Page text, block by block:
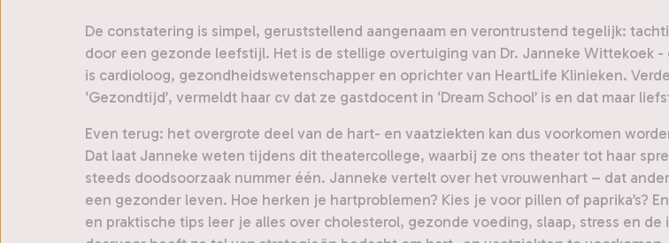
De constatering is simpel, geruststellend aangenaam en verontrustend tegelijk:
door een gezonde leefstijl. Het is de stellige overtuiging van Dr. Janneke Wittekoek
is cardioloog, gezondheidswetenschapper en oprichter van HeartLife Klinieken.
‘Gezondtijd’, vermeldt haar cv dat ze gastdocent in ‘Dream School’ is en dat maar
Even terug: het overgrote deel van de hart- en vaatziekten kan dus voorkomen
Dat laat Janneke weten tijdens dit theatercollege, waarbij ze ons theater tot haar
steeds doodsoorzaak nummer één. Janneke vertelt over het vrouwenhart – dat
een gezonder leven. Hoe herken je hartproblemen? Kies je voor pillen of paprika’s?
en praktische tips leer je alles over cholesterol, gezonde voeding, slaap, stress en